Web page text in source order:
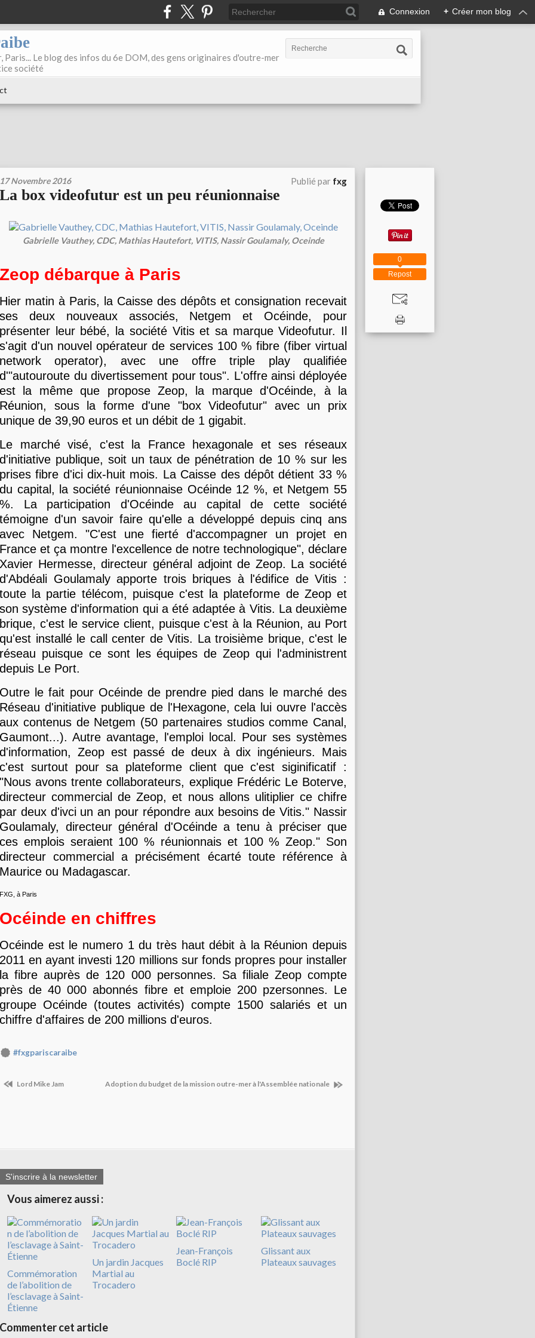
Connexion + Créer mon blog
Paris... Le blog des infos du 6e DOM, des gens originaires d'outre-mer
société
17 Novembre 2016 Publié par fxg
La box videofutur est un peu réunionnaise
Gabrielle Vauthey, CDC, Mathias Hautefort, VITIS, Nassir Goulamaly, Oceinde
Zeop débarque à Paris
Hier matin à Paris, la Caisse des dépôts et consignation recevait
ses deux nouveaux associés, Netgem et Océinde, pour
présenter leur bébé, la société Vitis et sa marque Videofutur. Il
s'agit d'un nouvel opérateur de services 100 % fibre (fiber virtual
network operator), avec une offre triple play qualifiée
d'"autouroute du divertissement pour tous". L'offre ainsi déployée
est la même que propose Zeop, la marque d'Océinde, à la
Réunion, sous la forme d'une "box Videofutur" avec un prix
unique de 39,90 euros et un débit de 1 gigabit.
Le marché visé, c'est la France hexagonale et ses réseaux
d'initiative publique, soit un taux de pénétration de 10 % sur les
prises fibre d'ici dix-huit mois. La Caisse des dépôt détient 33 %
du capital, la société réunionnaise Océinde 12 %, et Netgem 55
%. La participation d'Océinde au capital de cette société
témoigne d'un savoir faire qu'elle a développé depuis cinq ans
avec Netgem. "C'est une fierté d'accompagner un projet en
France et ça montre l'excellence de notre technologique", déclare
Xavier Hermesse, directeur général adjoint de Zeop. La société
d'Abdéali Goulamaly apporte trois briques à l'édifice de Vitis :
toute la partie télécom, puisque c'est la plateforme de Zeop et
son système d'information qui a été adaptée à Vitis. La deuxième
brique, c'est le service client, puisque c'est à la Réunion, au Port
qu'est installé le call center de Vitis. La troisième brique, c'est le
réseau puisque ce sont les équipes de Zeop qui l'administrent
depuis Le Port.
Outre le fait pour Océinde de prendre pied dans le marché des
Réseau d'initiative publique de l'Hexagone, cela lui ouvre l'accès
aux contenus de Netgem (50 partenaires studios comme Canal,
Gaumont...). Autre avantage, l'emploi local. Pour ses systèmes
d'information, Zeop est passé de deux à dix ingénieurs. Mais
c'est surtout pour sa plateforme client que c'est siginificatif :
"Nous avons trente collaborateurs, explique Frédéric Le Boterve,
directeur commercial de Zeop, et nous allons ulitiplier ce chifre
par deux d'ivci un an pour répondre aux besoins de Vitis." Nassir
Goulamaly, directeur général d'Océinde a tenu à préciser que
ces emplois seraient 100 % réunionnais et 100 % Zeop." Son
directeur commercial a précisément écarté toute référence à
Maurice ou Madagascar.
FXG, à Paris
Océinde en chiffres
Océinde est le numero 1 du très haut débit à la Réunion depuis
2011 en ayant investi 120 millions sur fonds propres pour installer
la fibre auprès de 120 000 personnes. Sa filiale Zeop compte
près de 40 000 abonnés fibre et emploie 200 pzersonnes. Le
groupe Océinde (toutes activités) compte 1500 salariés et un
chiffre d'affaires de 200 millions d'euros.
#fxgpariscaraibe
Lord Mike Jam Adoption du budget de la mission outre-mer à l'Assemblée nationale
S'inscrire à la newsletter
Vous aimerez aussi :
Commémoration
de l’abolition de
l’esclavage à Saint-
Étienne
Un jardin Jacques
Martial au
Trocadero
Jean-François
Boclé RIP
Glissant aux
Plateaux sauvages
Commenter cet article
Repost
0